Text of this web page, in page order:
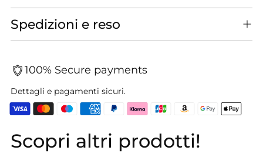
Spedizioni e reso
100% Secure payments
Dettagli e pagamenti sicuri.
Aggiungere
un
Scopri altri prodotti!